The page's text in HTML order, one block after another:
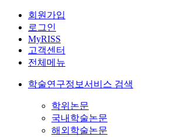
회원가입
로그인
MyRISS
고객센터
전체메뉴
학술연구정보서비스 검색
학위논문
국내학술논문
해외학술논문